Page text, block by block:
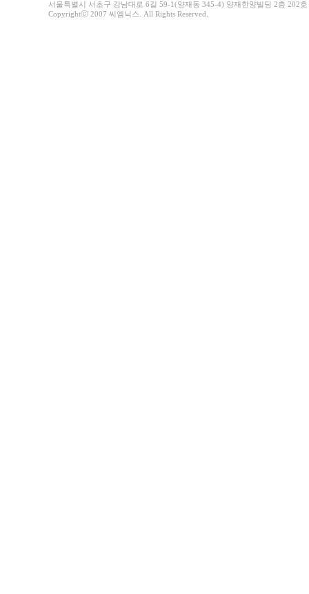
서울특별시 서초구 강남대로 6길 59-1(양재동 345-4) 양재한양빌딩 2층 202
Copyrightⓒ 2007 씨엠닉스. All Rights Reserved